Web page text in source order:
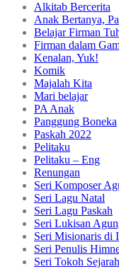
Alkitab Bercerita
Anak Bertanya,
Belajar Firman
Firman dalam
Kenalan, Yuk!
Komik
Majalah Kita
Mari belajar
PA Anak
Panggung Boneka
Paskah 2022
Pelitaku
Pelitaku – Eng
Renungan
Seri Komposer
Seri Lagu Natal
Seri Lagu Paskah
Seri Lukisan
Seri Misionaris di
Seri Penulis
Seri Tokoh